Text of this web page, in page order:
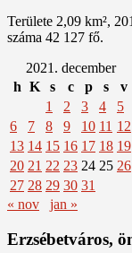
Területe 2,09 km²,
száma 42 127 fő.
2021. december
h K s c p s
v
1
2 3 4
5
6
7 8 9 10 11 12
13 14 15 16 17 18 19
20 21 22 23 24 25 26
27 28 29 30 31
« nov
jan »
Erzsébetváros,